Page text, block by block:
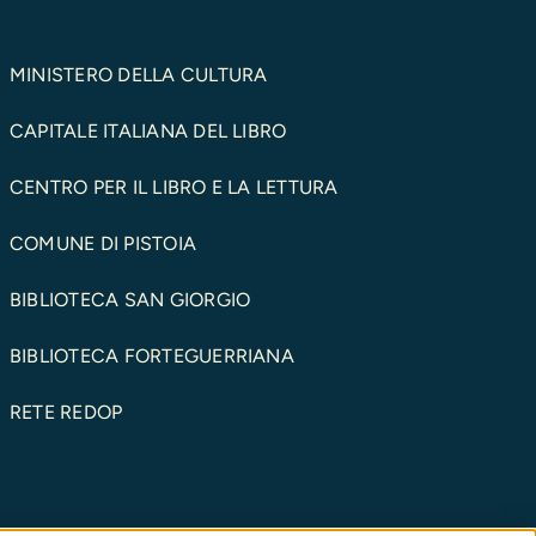
MINISTERO DELLA CULTURA
CAPITALE ITALIANA DEL LIBRO
CENTRO PER IL LIBRO E LA LETTURA
COMUNE DI PISTOIA
BIBLIOTECA SAN GIORGIO
BIBLIOTECA FORTEGUERRIANA
RETE REDOP